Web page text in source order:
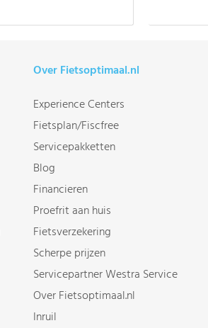
Over Fietsoptimaal.nl
Experience Centers
Fietsplan/Fiscfree
Servicepakketten
Blog
Financieren
Proefrit aan huis
Fietsverzekering
Scherpe prijzen
Servicepartner Westra Service
Over Fietsoptimaal.nl
Inruil